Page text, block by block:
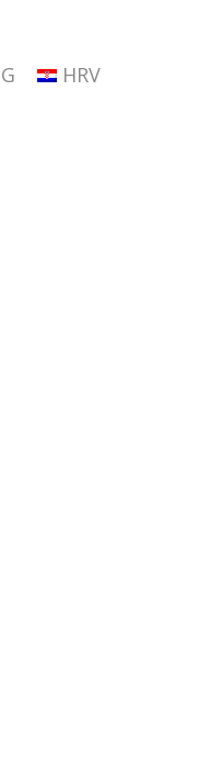
HRV